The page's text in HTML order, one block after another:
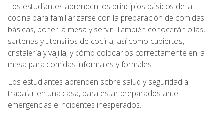
Los estudiantes aprenden los principios básicos de la
cocina para familiarizarse con la preparación de comidas
básicas, poner la mesa y servir. También conocerán ollas,
sartenes y utensilios de cocina, así como cubiertos,
cristalería y vajilla, y cómo colocarlos correctamente en la
mesa para comidas informales y formales.
Los estudiantes aprenden sobre salud y seguridad al
trabajar en una casa, para estar preparados ante
emergencias e incidentes inesperados.